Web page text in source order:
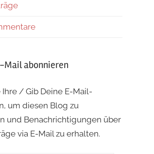
Mail abonnieren
Ihre / Gib Deine E-Mail-
um diesen Blog zu
und Benachrichtigungen über
via E-Mail zu erhalten.